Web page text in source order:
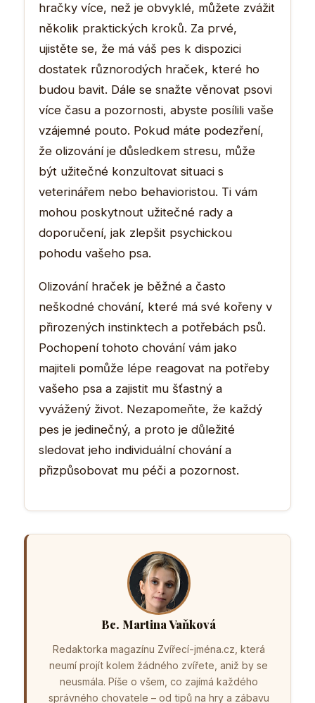
hračky více, než je obvyklé, můžete zvážit
několik praktických kroků. Za prvé,
ujistěte se, že má váš pes k dispozici
dostatek různorodých hraček, které ho
budou bavit. Dále se snažte věnovat psovi
více času a pozornosti, abyste posílili vaše
vzájemné pouto. Pokud máte podezření,
že olizování je důsledkem stresu, může
být užitečné konzultovat situaci s
veterinářem nebo behavioristou. Ti vám
mohou poskytnout užitečné rady a
doporučení, jak zlepšit psychickou
pohodu vašeho psa.
Olizování hraček je běžné a často
neškodné chování, které má své kořeny v
přirozených instinktech a potřebách psů.
Pochopení tohoto chování vám jako
majiteli pomůže lépe reagovat na potřeby
vašeho psa a zajistit mu šťastný a
vyvážený život. Nezapomeňte, že každý
pes je jedinečný, a proto je důležité
sledovat jeho individuální chování a
přizpůsobovat mu péči a pozornost.
Bc. Martina Vaňková
Redaktorka magazínu Zvířecí-jména.cz, která
neumí projít kolem žádného zvířete, aniž by se
neusmála. Píše o všem, co zajímá každého
správného chovatele – od tipů na hry a zábavu